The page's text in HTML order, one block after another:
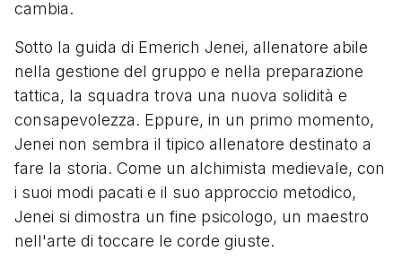
cambia.
Sotto la guida di Emerich Jenei, allenatore abile
nella gestione del gruppo e nella preparazione
tattica, la squadra trova una nuova solidità e
consapevolezza. Eppure, in un primo momento,
Jenei non sembra il tipico allenatore destinato a
fare la storia. Come un alchimista medievale, con
i suoi modi pacati e il suo approccio metodico,
Jenei si dimostra un fine psicologo, un maestro
nell'arte di toccare le corde giuste.